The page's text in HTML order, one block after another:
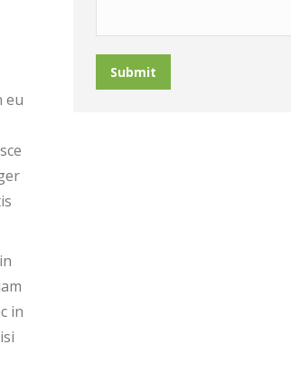
eu
in
Submit